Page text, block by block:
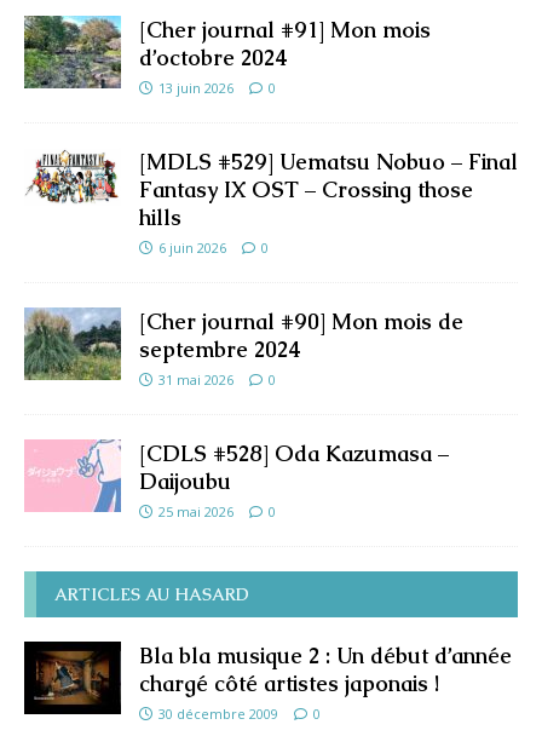
[Cher journal #91] Mon mois
d’octobre 2024
13 juin 2026 0
[MDLS #529] Uematsu Nobuo – Final
Fantasy IX OST – Crossing those
hills
6 juin 2026 0
[Cher journal #90] Mon mois de
septembre 2024
31 mai 2026 0
[CDLS #528] Oda Kazumasa –
Daijoubu
25 mai 2026 0
ARTICLES AU HASARD
Bla bla musique 2 : Un début d’année
chargé côté artistes japonais !
30 décembre 2009 0